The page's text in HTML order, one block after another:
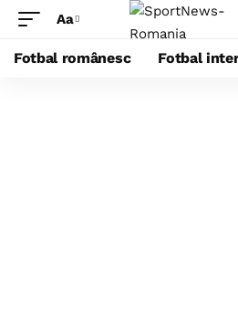
Aa
Fotbal românesc Fotbal